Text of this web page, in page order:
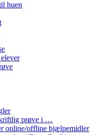
huen
prøve i …
online/offline hjælpemidler